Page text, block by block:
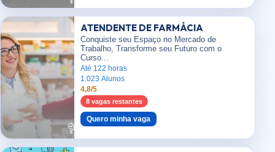
ATENDENTE DE FARMÁCIA
Conquiste seu Espaço no Mercado de
Trabalho, Transforme seu Futuro com o
Curso...
Até 122 horas
1.023 Alunos
4,8/5
8 vagas restantes
Quero minha vaga